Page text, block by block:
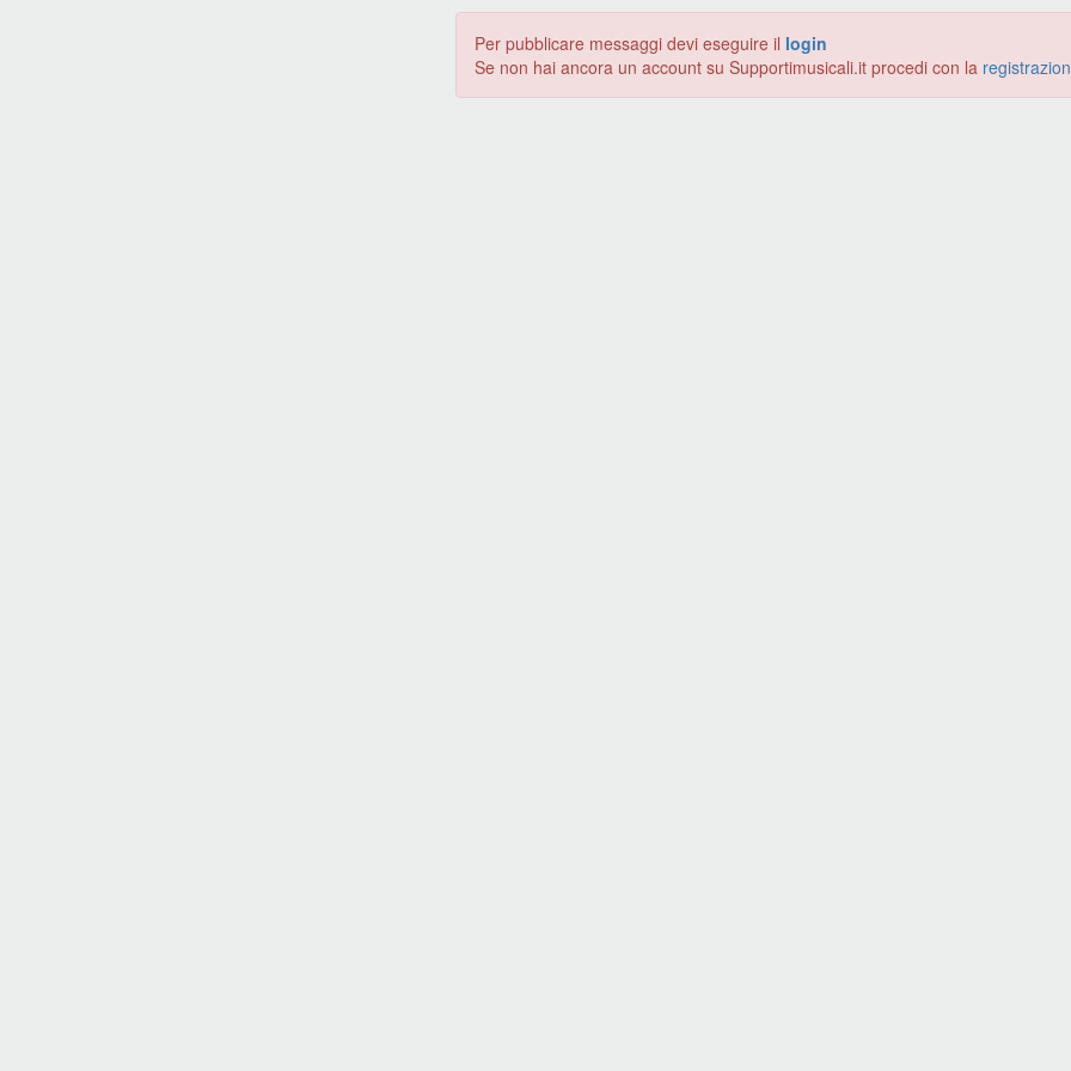
Per pubblicare messaggi devi eseguire il login
Se non hai ancora un account su Supportimusicali.it procedi con la